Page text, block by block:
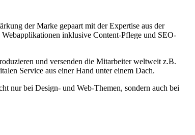
der Marke gepaart mit der Expertise aus der
inklusive Content-Pflege und SEO-
und versenden die Mitarbeiter weltweit z.B.
Service aus einer Hand unter einem Dach.
nur bei Design- und Web-Themen, sondern auch bei